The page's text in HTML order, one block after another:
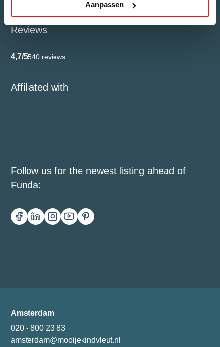
Aanpassen
Submit
Reviews
4,7/5540 reviews
Affiliated with
Follow us for the newest listing ahead of
Funda:
Amsterdam
020 - 800 23 83
amsterdam@mooijekindvleut.nl